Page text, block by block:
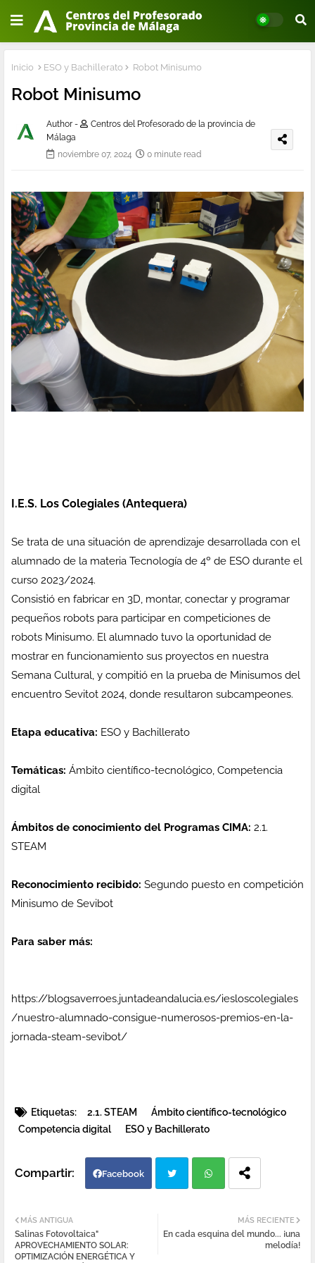
Inicio ESO y Bachillerato Robot Minisumo
Robot Minisumo
Author -
Centros del Profesorado de la provincia de
Málaga
noviembre 07, 2024
0 minute read
I.E.S. Los Colegiales (Antequera)
Se trata de una situación de aprendizaje desarrollada con el
alumnado de la materia Tecnología de 4º de ESO durante el
curso 2023/2024.
Consistió en fabricar en 3D, montar, conectar y programar
pequeños robots para participar en competiciones de
robots Minisumo. El alumnado tuvo la oportunidad de
mostrar en funcionamiento sus proyectos en nuestra
Semana Cultural, y compitió en la prueba de Minisumos del
encuentro Sevitot 2024, donde resultaron subcampeones.
Etapa educativa: ESO y Bachillerato
Temáticas: Ámbito científico-tecnológico, Competencia
digital
Ámbitos de conocimiento del Programas CIMA: 2.1.
STEAM
Reconocimiento recibido: Segundo puesto en competición
Minisumo de Sevibot
Para saber más:
https://blogsaverroes.juntadeandalucia.es/iesloscolegiales
/nuestro-alumnado-consigue-numerosos-premios-en-la-
jornada-steam-sevibot/
Etiquetas: 2.1. STEAM
Ámbito científico-tecnológico
Competencia digital
ESO y Bachillerato
Facebook
tter atsa
MÁS RECIENTE
En cada esquina del mundo... ¡una
melodía!
MÁS ANTIGUA
Salinas Fotovoltaica"
APROVECHAMIENTO SOLAR:
OPTIMIZACIÓN ENERGÉTICA Y